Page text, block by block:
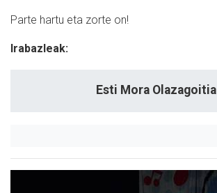
Parte hartu eta zorte on!
Irabazleak:
Esti Mora Olazagoitia